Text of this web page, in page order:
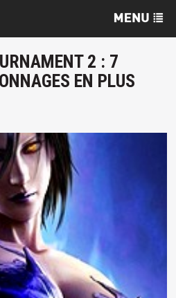
2 : 7
EN PLUS